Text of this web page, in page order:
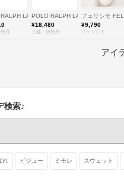
(Women)/ポロ ラルフ ローレン
LAUREN WOMENS (Women)/ポロ
丹
POLO RALPH LAUREN
¥18,480
三越・伊勢丹
フェリシモ
¥9,790
フェリシモ
アイ
検索♪
れ ビジュー ミモレ スウェット